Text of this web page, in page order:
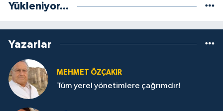
Yükleniyor...
Yazarlar
MEHMET ÖZÇAKIR
Tüm yerel yönetimlere çağrımdır!